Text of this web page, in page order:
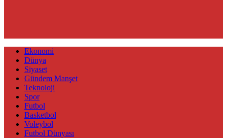
Ekonomi
Dünya
Siyaset
Gündem Manşet
Teknoloji
Spor
Futbol
Basketbol
Voleybol
Futbol Dünyası